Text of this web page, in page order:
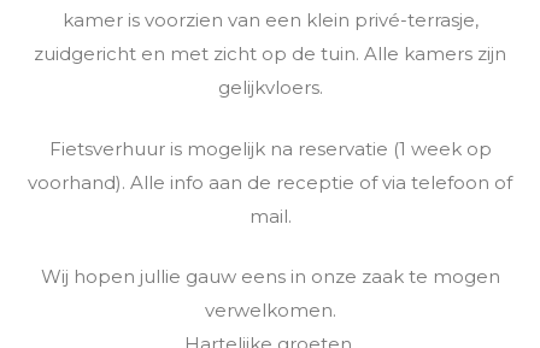
kamer is voorzien van een klein privé-terrasje,
zuidgericht en met zicht op de tuin. Alle kamers zijn
gelijkvloers.
Fietsverhuur is mogelijk na reservatie (1 week op
voorhand). Alle info aan de receptie of via telefoon of
mail.
Wij hopen jullie gauw eens in onze zaak te mogen
verwelkomen.